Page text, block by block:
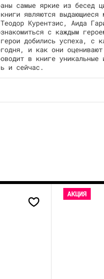
самые яркие из бесед
являются выдающиеся
Курентзис, Аида
с каждым
добились успеха, с
и как они
в книге уникальные
и сейчас.
АКЦИЯ